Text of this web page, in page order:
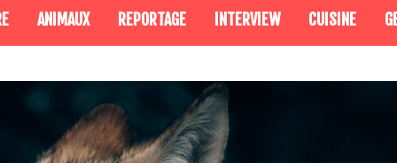
ANIMAUX REPORTAGE INTERVIEW CUISINE